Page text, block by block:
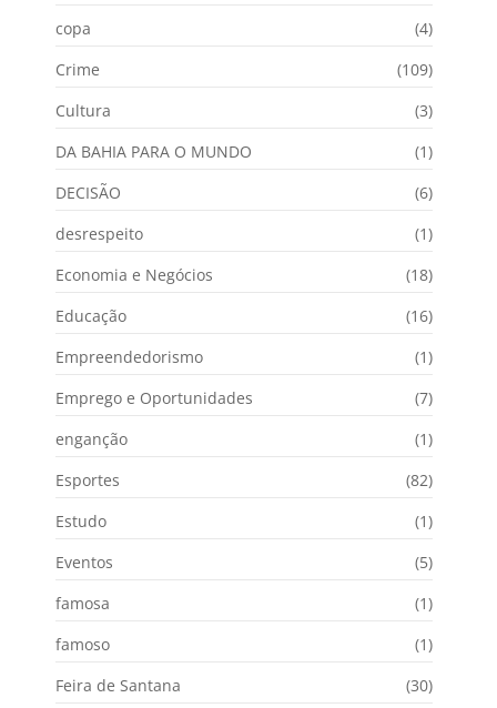
copa
(4)
Crime
(109)
Cultura
(3)
DA BAHIA PARA O MUNDO
(1)
DECISÃO
(6)
desrespeito
(1)
Economia e Negócios
(18)
Educação
(16)
Empreendedorismo
(1)
Emprego e Oportunidades
(7)
enganção
(1)
Esportes
(82)
Estudo
(1)
Eventos
(5)
famosa
(1)
famoso
(1)
Feira de Santana
(30)